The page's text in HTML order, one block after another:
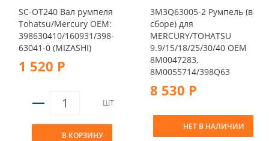
SC-OT240 Вал румпеля
Tohatsu/Mercury OEM:
398630410/160931/398-
63041-0 (MIZASHI)
1 520 Р
ШТ
В КОРЗИНУ
3M3Q63005-2 Румпель (в
сборе) для
MERCURY/TOHATSU
9.9/15/18/25/30/40 OEM
8M0047283,
8M0055714/398Q63
8 530 Р
НЕТ В НАЛИЧИИ